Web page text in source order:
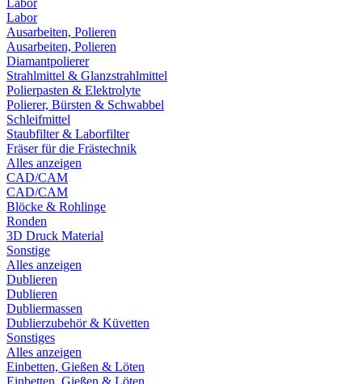
Labor
Labor
Ausarbeiten, Polieren
Ausarbeiten, Polieren
Diamantpolierer
Strahlmittel & Glanzstrahlmittel
Polierpasten & Elektrolyte
Polierer, Bürsten & Schwabbel
Schleifmittel
Staubfilter & Laborfilter
Fräser für die Frästechnik
Alles anzeigen
CAD/CAM
CAD/CAM
Blöcke & Rohlinge
Ronden
3D Druck Material
Sonstige
Alles anzeigen
Dublieren
Dublieren
Dubliermassen
Dublierzubehör & Küvetten
Sonstiges
Alles anzeigen
Einbetten, Gießen & Löten
Einbetten, Gießen & Löten